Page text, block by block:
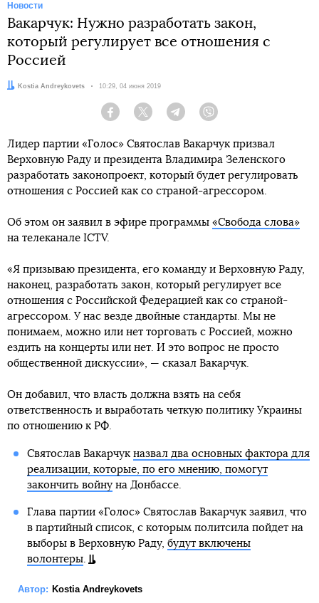
Новости
Вакарчук: Нужно разработать закон,
который регулирует все отношения с
Россией
Автор:Kostia Andreykovets Дата:
10:29, 04 июня 2019
Facebook Twitter Telegram
Лидер партии «Голос» Святослав Вакарчук призвал
Верховную Раду и президента Владимира Зеленского
разработать законопроект, который будет регулировать
отношения с Россией как со страной-агрессором.
Об этом он заявил в эфире программы «Свобода слова»
на телеканале ICTV.
«Я призываю президента, его команду и Верховную Раду,
наконец, разработать закон, который регулирует все
отношения с Российской Федерацией как со страной-
агрессором. У нас везде двойные стандарты. Мы не
понимаем, можно или нет торговать с Россией, можно
ездить на концерты или нет. И это вопрос не просто
общественной дискуссии», — сказал Вакарчук.
Он добавил, что власть должна взять на себя
ответственность и выработать четкую политику Украины
по отношению к РФ.
Святослав Вакарчук назвал два основных фактора для
реализации, которые, по его мнению, помогут
закончить войнуна Донбассе.
Глава партии «Голос» Святослав Вакарчук заявил, что
в партийный список, с которым политсила пойдет на
выборы в Верховную Раду, будут включены
волонтеры.
Автор: Kostia Andreykovets